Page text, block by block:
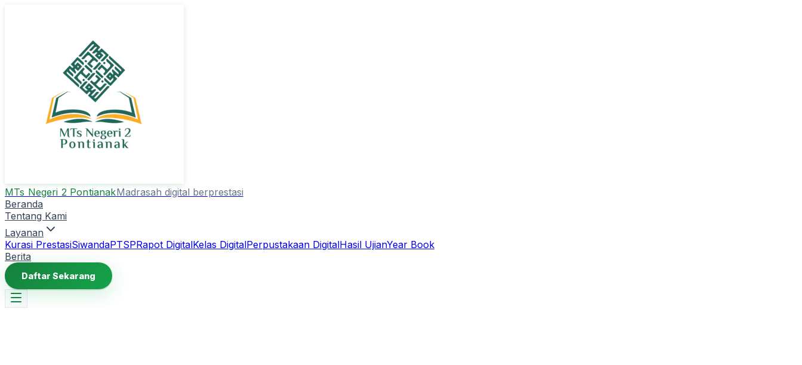
MTs Negeri 2 PontianakMadrasah digital berprestasi
Beranda
Tentang Kami
Layanan
Kurasi PrestasiSiwandaPTSPRapot DigitalKelas DigitalPerpustakaan DigitalHasil UjianYear Book
Berita
Daftar Sekarang